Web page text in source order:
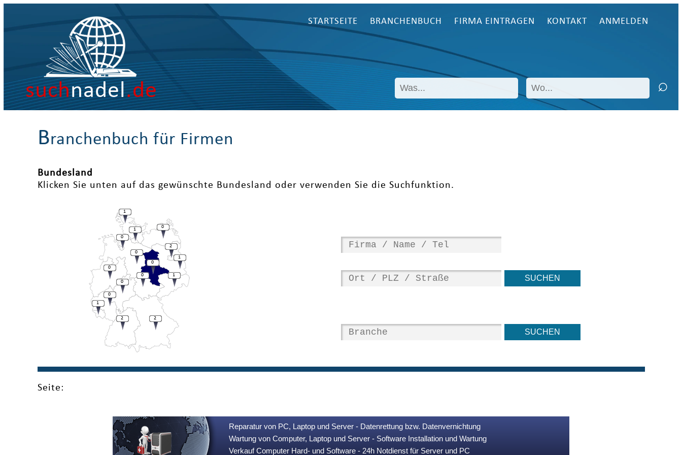
suchnadel.de
STARTSEITE BRANCHENBUCH FIRMA EINTRAGEN KONTAKT ANMELDEN
Branchenbuch für Firmen
Bundesland
Klicken Sie unten auf das gewünschte Bundesland oder verwenden Sie die Suchfunktion.
1
1
0
2
0
0
1
1
0
0
1
0
0
2
0
2
Seite:
Reparatur von PC, Laptop und Server - Datenrettung bzw. Datenvernichtung
Wartung von Computer, Laptop und Server - Software Installation und Wartung
Verkauf Computer Hard- und Software - 24h Notdienst für Server und PC